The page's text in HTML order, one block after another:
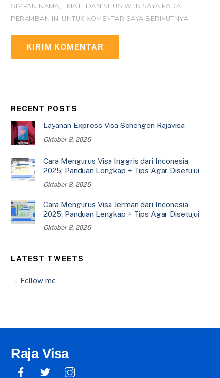
SIMPAN NAMA, EMAIL, DAN SITUS WEB SAYA PADA
PERAMBAN INI UNTUK KOMENTAR SAYA BERIKUTNYA.
RECENT POSTS
Layanan Express Visa Schengen Rajavisa
Oktober 8, 2025
Cara Mengurus Visa Inggris dari Indonesia
2025: Panduan Lengkap + Tips Agar Disetujui
Oktober 8, 2025
Cara Mengurus Visa Jerman dari Indonesia
2025: Panduan Lengkap + Tips Agar Disetujui
Oktober 8, 2025
LATEST TWEETS
→ Follow me
Raja Visa